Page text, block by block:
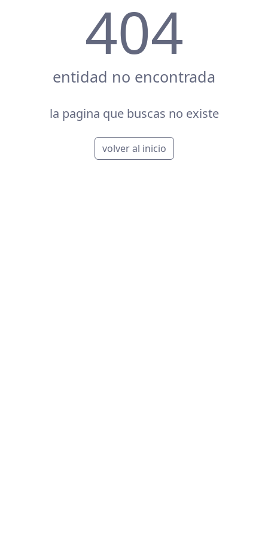
404
entidad no encontrada
la pagina que buscas no existe
volver al inicio